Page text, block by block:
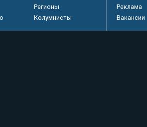
Регионы
Колумнисты
Реклама
Вакансии